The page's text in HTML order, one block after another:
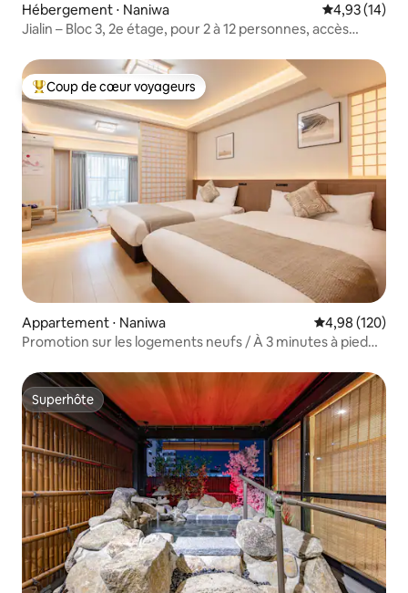
Hébergement ⋅ Naniwa Évaluation
4,93 (14)
Jialin – Bloc 3, 2e étage, pour 2 à 12 personnes, accès
4 chambres, 3 toilettes, 2 salles de bain, 1 salon, 1 cuisine,
1 place de parking, à 1 minute à pied de la station Imamiya,
style Loft
Coups de cœur voyageurs les plus appréciés
Coup de cœur voyageurs
Appartement ⋅ Naniwa Évaluation
4,98 (120)
Promotion sur les logements neufs / À 3 minutes à pied
Namba, Shinsaibashi et Umeda / Appartement entier
(deux chambres avec quatre lits, une chambre avec deux
lits)Superhôte
Superhôte